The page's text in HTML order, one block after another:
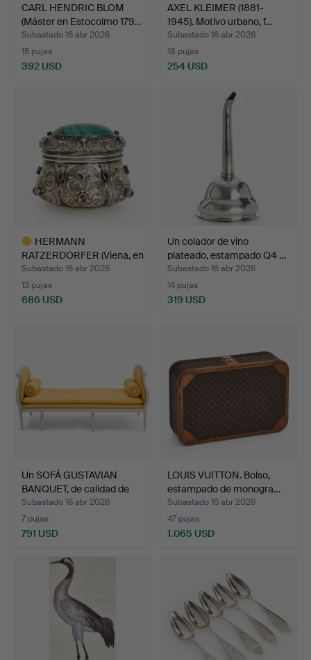
CARL HENDRIC BLOM
(Máster en Estocolmo 179…
Subastado 16 abr 2026
15 pujas
392 USD
AXEL KLEIMER (1881-
1945). Motivo urbano, f…
Subastado 16 abr 2026
18 pujas
254 USD
HERMANN
RATZERDORFER (Viena, en
actividad …
Subastado 16 abr 2026
13 pujas
686 USD
Un colador de vino
plateado, estampado Q4 …
Subastado 16 abr 2026
14 pujas
319 USD
Un SOFÁ GUSTAVIAN
BANQUET, de calidad de
E…
Subastado 16 abr 2026
7 pujas
791 USD
LOUIS VUITTON. Bolso,
estampado de monogra…
Subastado 16 abr 2026
47 pujas
1.065 USD